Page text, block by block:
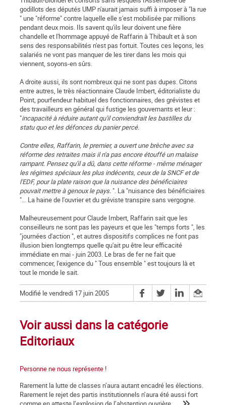
godillots des députés UMP n'aurait jamais suffi à imposer à "la rue
" une "réforme" contre laquelle elle s'est mobilisée par millions
pendant deux mois. Ils savent qu'ils leur doivent une fière
chandelle et l'hommage appuyé de Raffarin à Thibault et à son
sens des responsabilités n'est pas fortuit. Toutes ces leçons, les
salariés ne vont pas manquer de les tirer dans les mois qui
viennent, soyons-en sûrs.
A droite aussi, ils sont nombreux qui ne sont pas dupes. Citons
entre autres, le très réactionnaire Claude Imbert, éditorialiste du
Point, pourfendeur habituel des fonctionnaires, des grévistes et
des travailleurs en général qui fustige les gouvernants et leur :
"incapacité à réduire autant qu'il conviendrait les bastilles du
statu quo et les défonces du panier percé.
Contre elles, Raffarin, le premier, a ouvert une brèche avec sa
réforme des retraites mais il n'a pas encore étouffé un malaise
rampant. Pensez qu'il a dû, dans cette réforme - même ménager
les régimes spéciaux les plus indécents, ceux de la SNCF et de
l'EDF, pour la plate raison que la nuisance des bénéficiaires
pouvait mettre à genoux le pays.". La "nuisance des bénéficiaires
"... La haine de l'ouvrier et du gréviste transpire sans vergogne.
Malheureusement pour Claude Imbert, Raffarin sait que les
conseilleurs ne sont pas les payeurs et que les "temps forts ", les
"journées d'action ", et autres dispositifs complices ne font pas
illusion bien longtemps quelle qu'ait pu être leur efficacité
immédiate en mai - juin 2003. Le bras de fer ne fait que
commencer, l'exigence du " Tous ensemble " est toujours là et
tout le monde le sait.
Modifié le vendredi 17 juin 2005
Voir aussi dans la catégorie
Editoriaux
Personne ne nous représente !
Rarement la lutte de classes n’aura autant encadré les élections.
Rarement le rejet des partis institutionnels n’aura été aussi fort